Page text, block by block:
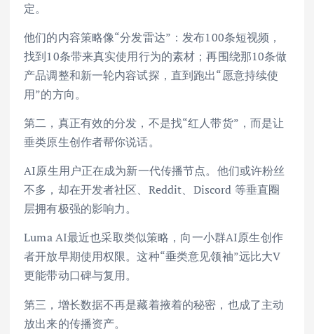
定。
他们的内容策略像“分发雷达”：发布100条短视频，
找到10条带来真实使用行为的素材；再围绕那10条做
产品调整和新一轮内容试探，直到跑出“愿意持续使
用”的方向。
第二，真正有效的分发，不是找“红人带货”，而是让
垂类原生创作者帮你说话。
AI原生用户正在成为新一代传播节点。他们或许粉丝
不多，却在开发者社区、Reddit、Discord 等垂直圈
层拥有极强的影响力。
Luma AI最近也采取类似策略，向一小群AI原生创作
者开放早期使用权限。这种“垂类意见领袖”远比大V
更能带动口碑与复用。
第三，增长数据不再是藏着掖着的秘密，也成了主动
放出来的传播资产。